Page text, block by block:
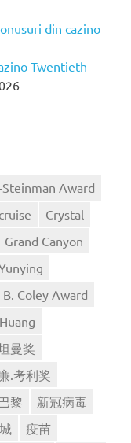
din cazino
Twentieth
Award
cruise
Crystal
Grand Canyon
Coley Award
曼奖
.考利奖
黎
新冠病毒
疫苗